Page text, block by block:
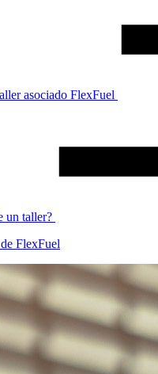
asociado FlexFuel
un taller?
FlexFuel